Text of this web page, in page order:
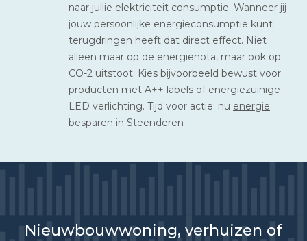
naar jullie elektriciteit consumptie. Wanneer jij
jouw persoonlijke energieconsumptie kunt
terugdringen heeft dat direct effect. Niet
alleen maar op de energienota, maar ook op
CO-2 uitstoot. Kies bijvoorbeeld bewust voor
producten met A++ labels of energiezuinige
LED verlichting. Tijd voor actie: nu energie
besparen in Steenderen
Nieuwbouwwoning, verhuizen of